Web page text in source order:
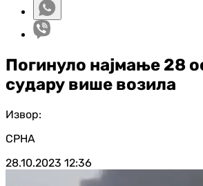
Погинуло најмање 28
судару више возила
Извор:
СРНА
28.10.2023 12:36